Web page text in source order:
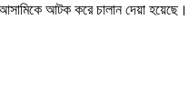
আটক করে চালান দেয়া হয়েছে।